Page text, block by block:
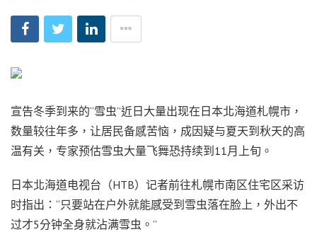
宣告冬季到来的“雪虫”近日大量出现在日本北海道札幌市，
数量较往年多，让居民备感苦恼，成因疑与夏天到秋天的高
温有关，专家预估雪虫大量飞舞恐持续到11月上旬。
日本北海道电视台（HTB）记者前往札幌市南区住宅区采访
时指出：“只要站在户外就能感受到雪虫落在脸上，外出不
过才5分钟全身就沾满雪虫。”